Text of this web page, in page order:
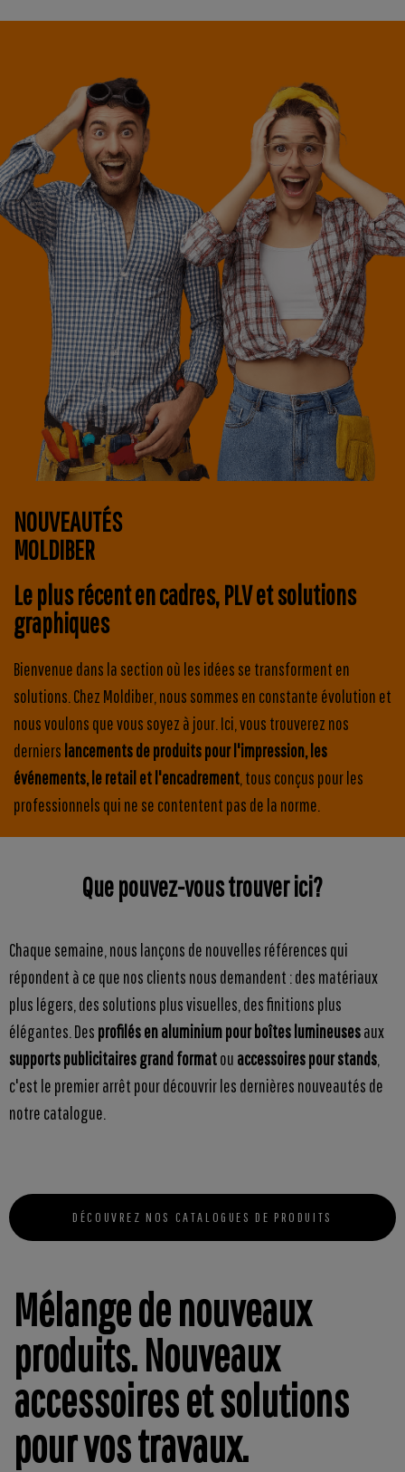
NOUVEAUTÉS
MOLDIBER
Le plus récent en cadres, PLV et solutions
graphiques
Bienvenue dans la section où les idées se transforment en
solutions. Chez Moldiber, nous sommes en constante évolution et
nous voulons que vous soyez à jour. Ici, vous trouverez nos
derniers lancements de produits pour l'impression, les
événements, le retail et l'encadrement, tous conçus pour les
professionnels qui ne se contentent pas de la norme.
Que pouvez-vous trouver ici?
Chaque semaine, nous lançons de nouvelles références qui
répondent à ce que nos clients nous demandent : des matériaux
plus légers, des solutions plus visuelles, des finitions plus
élégantes. Des profilés en aluminium pour boîtes lumineusesaux
supports publicitaires grand formatou accessoires pour stands,
c'est le premier arrêt pour découvrir les dernières nouveautés de
notre catalogue.
DÉCOUVREZ NOS CATALOGUES DE PRODUITS
Mélange de nouveaux
produits. Nouveaux
accessoires et solutions
pour vos travaux.